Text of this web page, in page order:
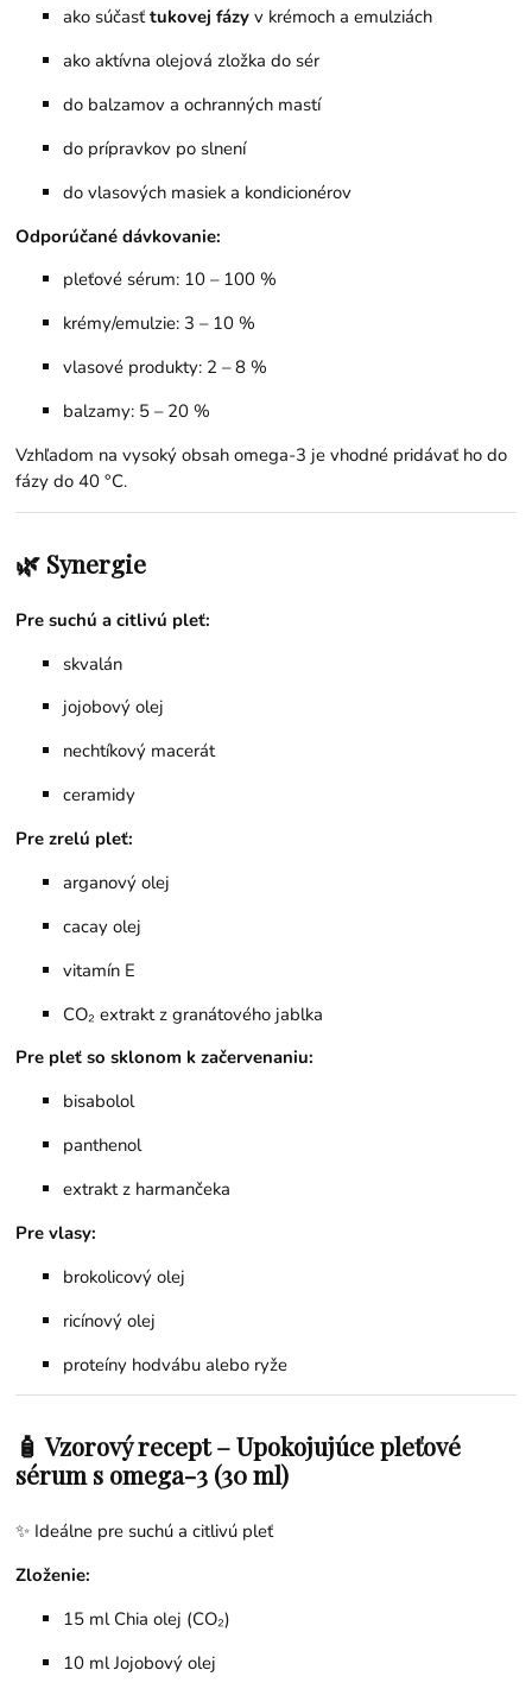
ako súčasťtukovej fázy v krémoch a emulziách
ako aktívna olejová zložka do sér
do balzamov a ochranných mastí
do prípravkov po slnení
do vlasových masiek a kondicionérov
Odporúčané dávkovanie:
pleťové sérum: 10 – 100 %
krémy/emulzie: 3 – 10 %
vlasové produkty: 2 – 8 %
balzamy: 5 – 20 %
Vzhľadom na vysoký obsah omega-3 je vhodné pridávať ho do
fázy do 40 °C.
🌿 Synergie
Pre suchú a citlivú pleť:
skvalán
jojobový olej
nechtíkový macerát
ceramidy
Pre zrelú pleť:
arganový olej
cacay olej
vitamín E
CO₂extrakt z granátového jablka
Pre pleť so sklonom k začervenaniu:
bisabolol
panthenol
extrakt z harmančeka
Pre vlasy:
brokolicový olej
ricínový olej
proteíny hodvábu alebo ryže
🧴 Vzorový recept – Upokojujúce pleťové
sérum s omega-3 (30 ml)
✨ Ideálne pre suchú a citlivú pleť
Zloženie:
15 ml Chia olej (CO₂)
10 mlJojobový olej